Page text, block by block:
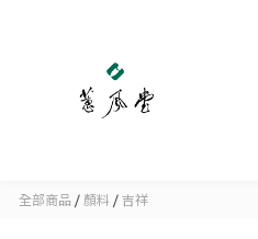
全部商品 / 顏料 / 吉祥